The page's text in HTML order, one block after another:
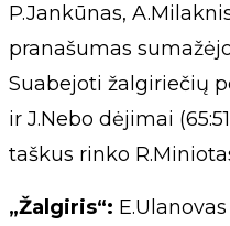
P.Jankūnas,
pranašumas
Suabejoti žalgiriečių
ir J.Nebo dėjimai
taškus rinko
„Žalgiris“: